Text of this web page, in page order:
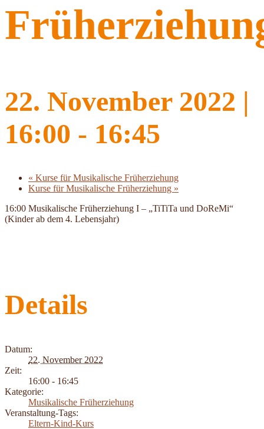
22. November 2022 |
16:00 - 16:45
« Kurse für Musikalische Früherziehung
Kurse für Musikalische Früherziehung »
16:00 Musikalische Früherziehung I – „TiTiTa und DoReMi“
(Kinder ab dem 4. Lebensjahr)
Details
Datum:
22. November 2022
Zeit:
16:00 - 16:45
Kategorie:
Musikalische Früherziehung
Veranstaltung-Tags:
Eltern-Kind-Kurs